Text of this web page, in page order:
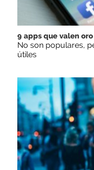
9 apps que valen oro
No son populares,
útiles